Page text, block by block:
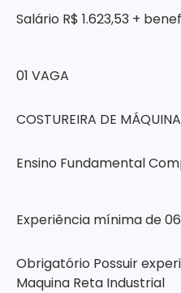
Salário R$ 1.623,53 +
01 VAGA
COSTUREIRA DE
Ensino Fundamental
Experiência mínima de
Obrigatório Possuir
Maquina Reta Industrial